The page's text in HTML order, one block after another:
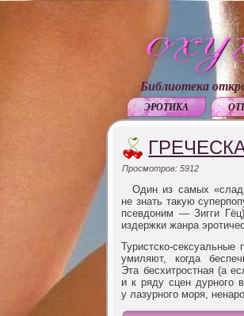
Библиотека
ЭРОТИКА
Просмотров: 5912
Один из самых
не знать такую
псевдоним — Зигги
издержки жанра
Туристско-
умиляют, когда
Эта бесхитростная (а
и к ряду сцен дурного
у лазурного моря,